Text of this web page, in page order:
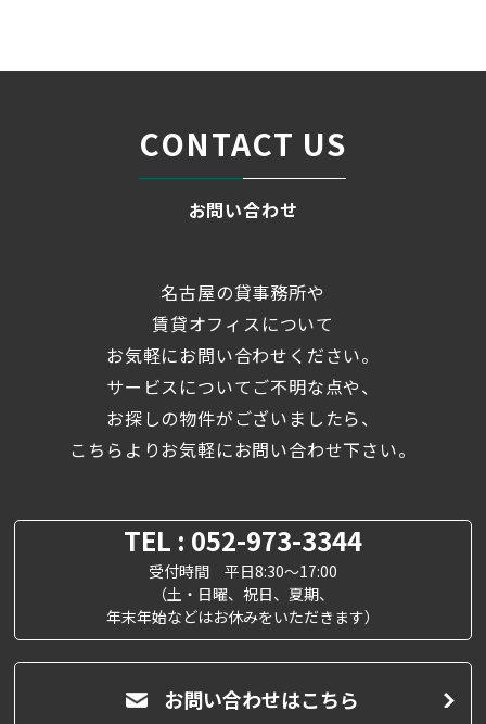
CONTACT US
お問い合わせ
名古屋の貸事務所や
賃貸オフィスについて
お気軽にお問い合わせください。
サービスについてご不明な点や、
お探しの物件がございましたら、
こちらよりお気軽にお問い合わせ下さい。
TEL : 052-973-3344
受付時間 平日8:30～17:00
（土・日曜、祝日、夏期、
年末年始などはお休みをいただきます）
お問い合わせはこちら